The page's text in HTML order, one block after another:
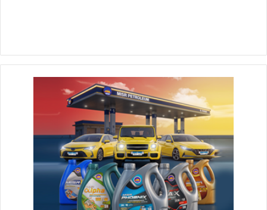
المحليين للاستعانة بهم وبمعداتهم البحرية تحت إشراف شركة
التوريدات والأشغال البحرية التابعة لوزارة النقل.
وفى السياق ذاته ، أوضح المهندس نشأت نصر مدير إدارة التحركات
بهيئة قناة السويس أن شركة آنتيبوليوشن إيجيبت تعد إضافة هامة
لإمكانيات وقدرات قناة السويس على النحو المأمول، حيث تتيح
توفير منظومة إلكترونية محكمة لتداول المخلفات وتتبعها ومراقبة
آليات التخلص الآمن منها من خلال اعتمادها على تكنولوجيا متطورة
ومعتمدة في هذا المجال بما يتماشى مع الاتفاقيات والمعاهدات
الدولية المعتمدة من قبل المنظمة البحرية الدولية.